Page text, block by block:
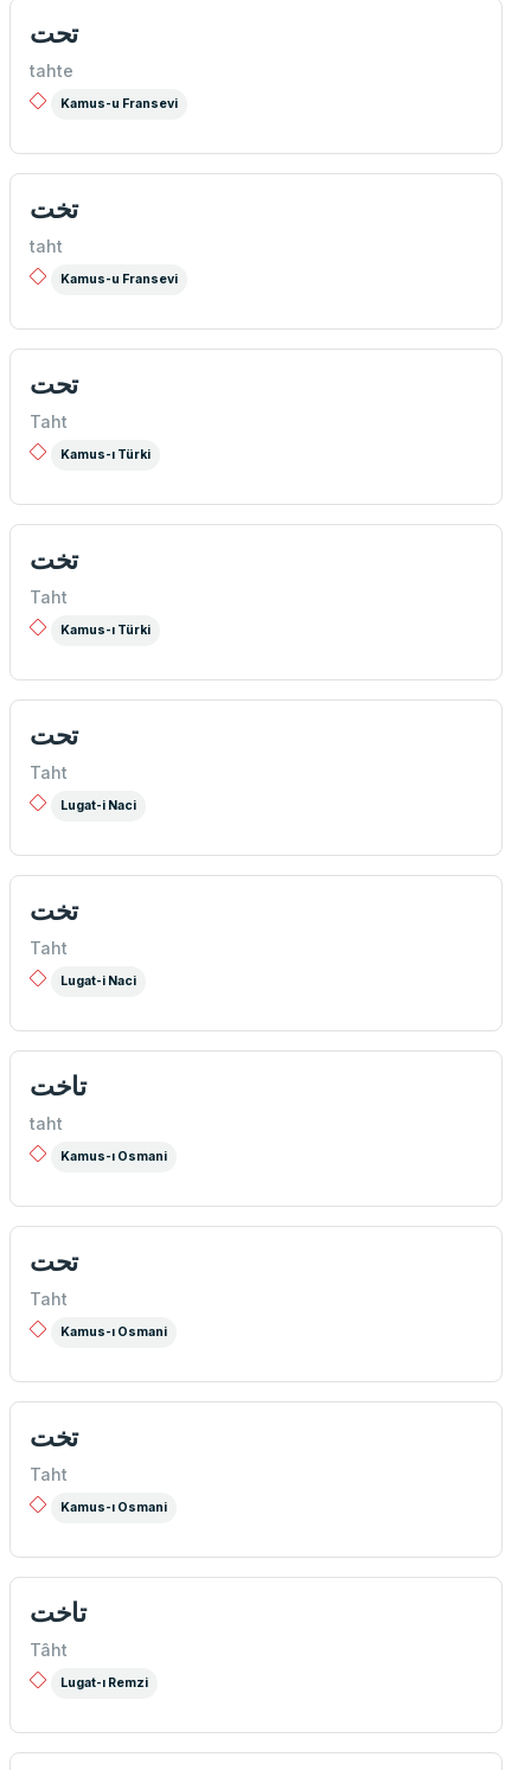
تحت
tahte
Kamus-u Fransevi
تخت
taht
Kamus-u Fransevi
تحت
Taht
Kamus-ı Türki
تخت
Taht
Kamus-ı Türki
تحت
Taht
Lugat-i Naci
تخت
Taht
Lugat-i Naci
تاخت
taht
Kamus-ı Osmani
تحت
Taht
Kamus-ı Osmani
تخت
Taht
Kamus-ı Osmani
تاخت
Tâht
Lugat-ı Remzi